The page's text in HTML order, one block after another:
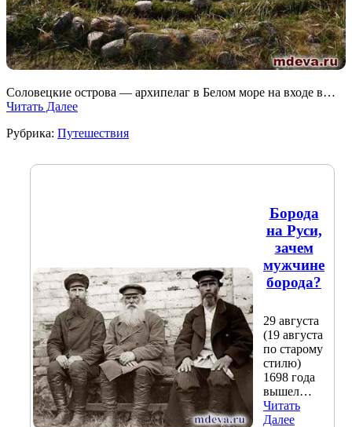
Соловецкие острова — архипелаг в Белом море на входе в…
Читать Далее
Рубрика: Путешествия
Борода
на Руси,
зачем
мужчине
борода?
29 августа
(19 августа
по старому
стилю)
1698 года
вышел…
Читать
Далее